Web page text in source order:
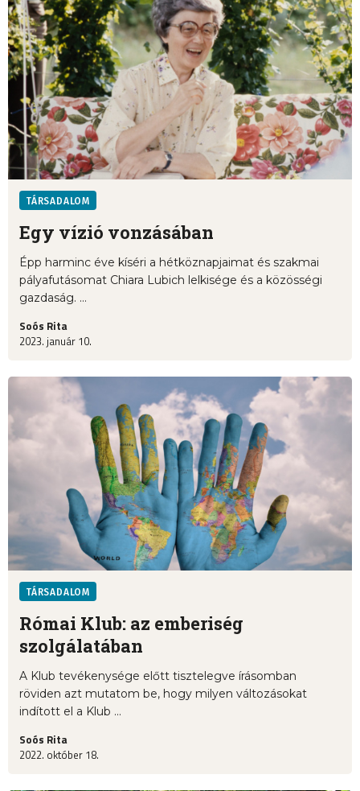
TÁRSADALOM
Egy vízió vonzásában
Épp harminc éve kíséri a hétköznapjaimat és szakmai
pályafutásomat Chiara Lubich lelkisége és a közösségi
gazdaság. ...
Soós Rita
2023. január 10.
TÁRSADALOM
Római Klub: az emberiség
szolgálatában
A Klub tevékenysége előtt tisztelegve írásomban
röviden azt mutatom be, hogy milyen változásokat
indított el a Klub ...
Soós Rita
2022. október 18.